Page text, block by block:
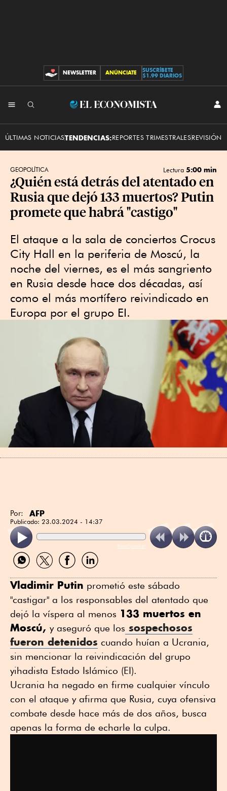
CONTRIBUCIONES
NEWSLETTER ANÚNCIATE
SUSCRÍBETE
$1.99 DIARIOS
El
ÚLTIMAS NOTICIASTENDENCIAS:REPORTES TRIMESTRALESREVISIÓN
GEOPOLÍTICA Lectura 5:00 min
¿Quién está detrás del atentado en
Rusia que dejó 133 muertos? Putin
promete que habrá "castigo"
El ataque a la sala de conciertos Crocus
City Hall en la periferia de Moscú, la
noche del viernes, es el más sangriento
en Rusia desde hace dos décadas, así
como el más mortífero reivindicado en
Europa por el grupo EI.
Por: AFP
Publicado: 23.03.2024 - 14:37
ReadSpeaker
Compartir
por
Compartir
por
Compartir
por
Compartir
por
Vladimir Putin prometió este sábado
"castigar" a los responsables del atentado que
dejó la víspera al menos 133 muertos en
Moscú, y aseguró que los sospechosos
fueron detenidos cuando huían a Ucrania,
sin mencionar la reivindicación del grupo
yihadista Estado Islámico (EI).
Ucrania ha negado en firme cualquier vínculo
con el ataque y afirma que Rusia, cuya ofensiva
combate desde hace más de dos años, busca
apenas la forma de echarle la culpa.